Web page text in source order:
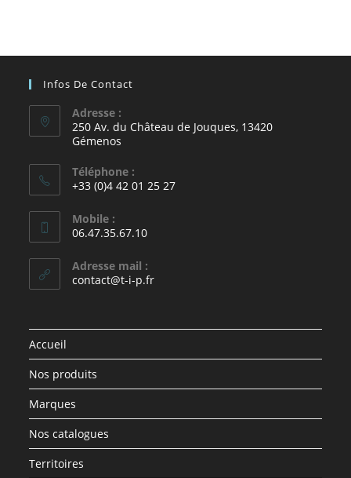
Infos De Contact
Adresse :
250 Av. du Château de Jouques, 13420
Gémenos
Téléphone :
+33 (0)4 42 01 25 27
Mobile :
06.47.35.67.10
Adresse mail :
contact@t-i-p.fr
Accueil
Nos produits
Marques
Nos catalogues
Territoires